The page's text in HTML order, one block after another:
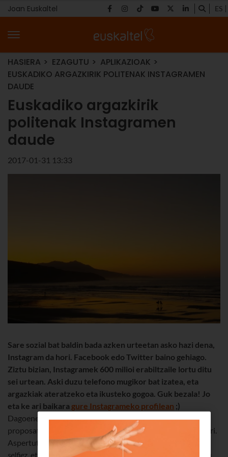
Joan Euskaltel ES
HASIERA EZAGUTU
APLIKAZIOAK
EUSKADIKO ARGAZKIRIK POLITENAK INSTAGRAMEN
DAUDE
Euskadiko argazkirik
politenak Instagramen
daude
2017-01-31 13:33
Sare sozial bat baldin bada azken urteetan asko hazi dena,
Instagram da hori. Facebook edo Twitter baino gehiago.
Ziztu bizian, Instagramek 600 milioi erabiltzaile lortu ditu
sei urtean. Aski duzu telefono mugikor bat izatea, eta
argazkiak ateratzeko eta ikusteko gogoa. Guk bezala! Jo
eta ke ari baikara gure Instagrameko profilean ;)
Dagoeneko baldin baduzu Instagrameko kontu bat,
proposatzen dizugu euskal ukitu bat ematea zure
ari.
Aspertuta bazaude katutxoez, janari-platerez eta lagunen
selfiez, eta Euskadiko argazkirik onenez gozatu nahi baduzu,